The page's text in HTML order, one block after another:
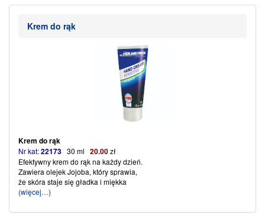
(więcej…)
Krem do rąk
Krem do rąk
Nr kat:22173 30 ml 20.00zł
Efektywny krem do rąk na każdy dzień.
Zawiera olejek Jojoba, który sprawia,
że skóra staje się gładka i miękka
(więcej…)